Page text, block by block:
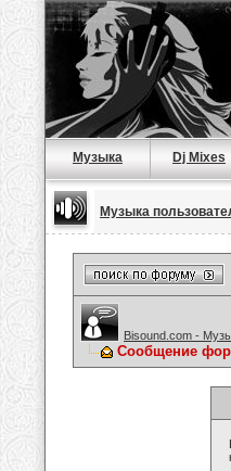
Музыка Dj Mixes
Музыка
Bisound.com -
Сообщение